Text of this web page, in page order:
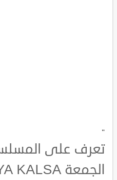
"
تعرف على
الجمعة CUMA’YA KALSA